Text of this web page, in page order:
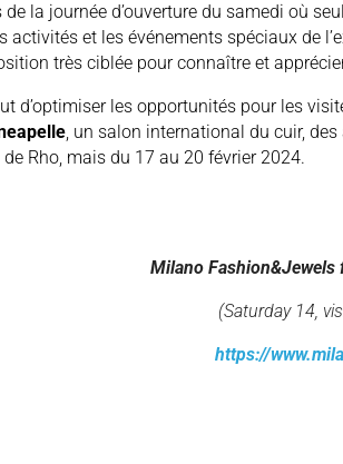
de la journée d’ouverture du samedi où
activités et les événements spéciaux de
très ciblée pour connaître et
d’optimiser les opportunités pour les
, un salon international du cuir,
de Rho, mais du 17 au 20 février 2024.
Milano
(Saturday 14,
https://